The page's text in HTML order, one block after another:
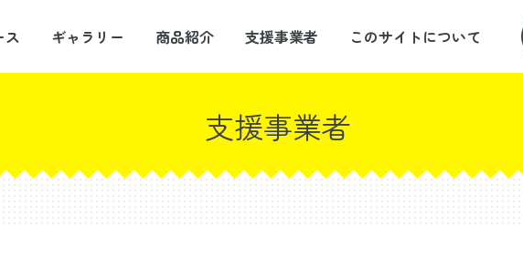
ス ギャラリー 商品紹介 支援事業者 このサイトについて
支援事業者